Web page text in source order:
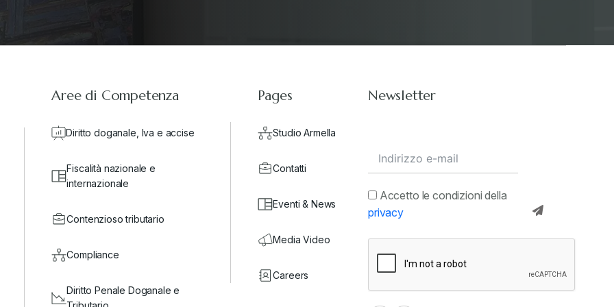
Stampa 2023
valore in dogana +
Aree di Competenza
Diritto doganale, Iva e accise
Fiscalità nazionale e
internazionale
Contenzioso tributario
Compliance
Diritto Penale Doganale e
Pages
Studio Armella
Contatti
Eventi & News
Media Video
Careers
Newsletter
Accetto le condizioni della
privacy